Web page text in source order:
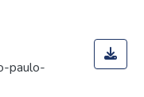
paulo-